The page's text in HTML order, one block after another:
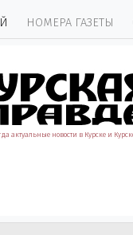
НОМЕРА ГАЗЕТЫ
актуальные новости в Курске и